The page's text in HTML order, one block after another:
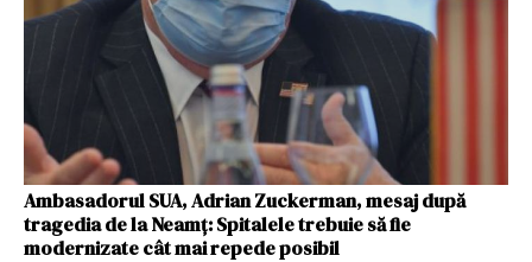
Ambasadorul SUA, Adrian Zuckerman, mesaj după
tragedia de la Neamţ: Spitalele trebuie să fie
modernizate cât mai repede posibil